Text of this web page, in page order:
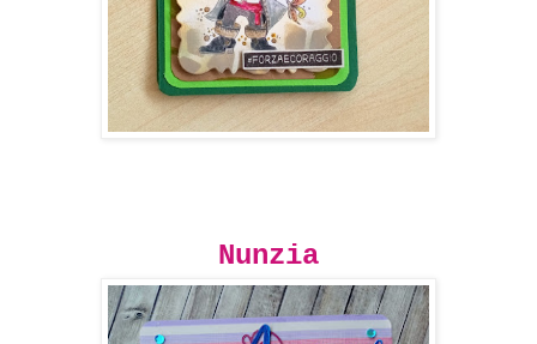
Nunzia